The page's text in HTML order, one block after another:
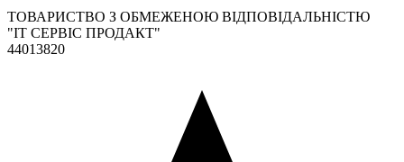
ТОВАРИСТВО З ОБМЕЖЕНОЮ ВІДПОВІДАЛЬНІСТЮ
"ІТ СЕРВІС ПРОДАКТ"
44013820